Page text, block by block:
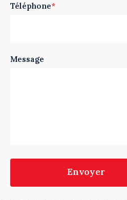
Téléphone*
Message
Envoyer